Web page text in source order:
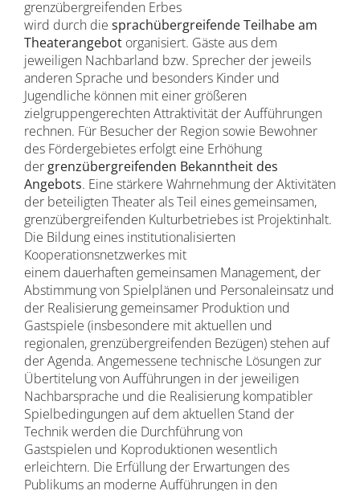
grenzübergreifenden Erbes
wird durch die sprachübergreifende Teilhabe am
Theaterangebot organisiert. Gäste aus dem
jeweiligen Nachbarland bzw. Sprecher der jeweils
anderen Sprache und besonders Kinder und
Jugendliche können mit einer größeren
zielgruppengerechten Attraktivität der Aufführungen
rechnen. Für Besucher der Region sowie Bewohner
des Fördergebietes erfolgt eine Erhöhung
der grenzübergreifenden Bekanntheit des
Angebots. Eine stärkere Wahrnehmung der Aktivitäten
der beteiligten Theater als Teil eines gemeinsamen,
grenzübergreifenden Kulturbetriebes ist Projektinhalt.
Die Bildung eines institutionalisierten
Kooperationsnetzwerkes mit
einem dauerhaften gemeinsamen Management, der
Abstimmung von Spielplänen und Personaleinsatz und
der Realisierung gemeinsamer Produktion und
Gastspiele (insbesondere mit aktuellen und
regionalen, grenzübergreifenden Bezügen) stehen auf
der Agenda. Angemessene technische Lösungen zur
Übertitelung von Aufführungen in der jeweiligen
Nachbarsprache und die Realisierung kompatibler
Spielbedingungen auf dem aktuellen Stand der
Technik werden die Durchführung von
Gastspielen und Koproduktionen wesentlich
erleichtern. Die Erfüllung der Erwartungen des
Publikums an moderne Aufführungen in den